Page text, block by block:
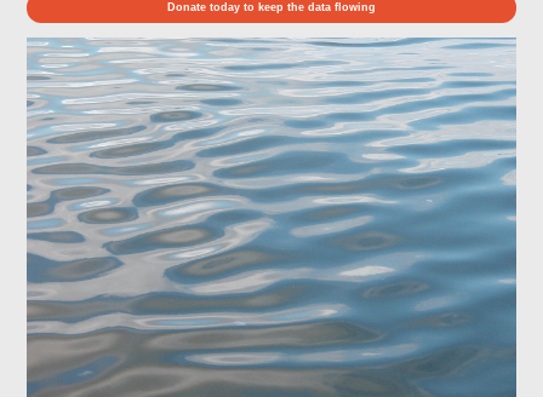
Donate today to keep the data flowing